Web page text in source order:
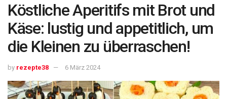
Köstliche Aperitifs mit Brot und
Käse: lustig und appetitlich, um
die Kleinen zu überraschen!
by rezepte38 6 März 2024